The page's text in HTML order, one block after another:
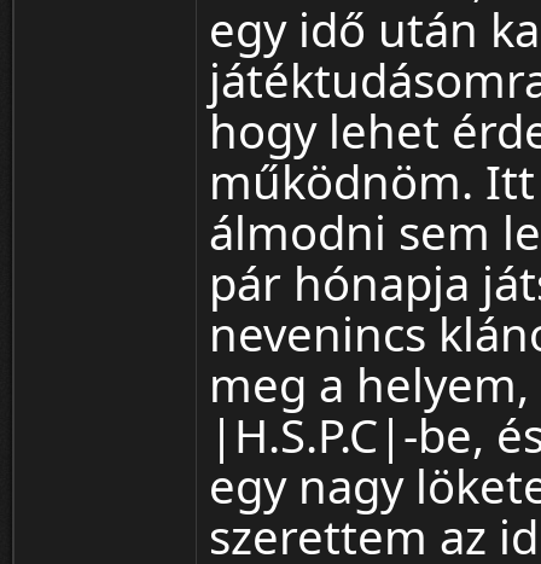
egy idő után
hogy lehet
működnöm.
álmodni sem
pár hónapja
nevenincs
meg a
|H.S.P.C|-be,
egy nagy
szerettem az